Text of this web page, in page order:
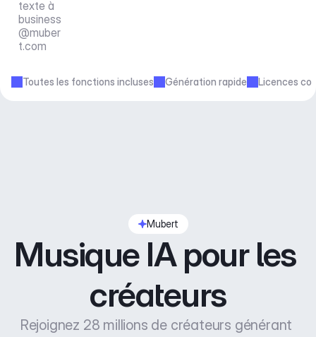
business
@muber
t.com
Toutes les fonctions incluses Génération rapide Licences
Mubert
Musique IA pour les
créateurs
Rejoignez 28 millions de créateurs générant